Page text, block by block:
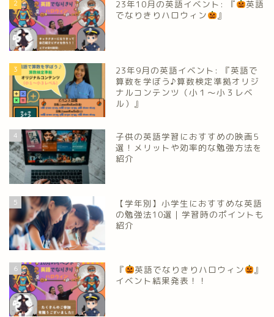
2 23年10月の英語イベント: 『
英語
でなりきりハロウィン
』
3
23年9月の英語イベント: 『英語で
算数を学ぼう♪算数検定準拠オリジ
ナルコンテンツ（小１～小３レベ
ル）』
4
子供の英語学習におすすめの映画5
選！メリットや効率的な勉強方法を
紹介
5
【学年別】小学生におすすめな英語
の勉強法10選｜学習時のポイントも
紹介
6 『 英語でなりきりハロウィン
』
イベント結果発表！！